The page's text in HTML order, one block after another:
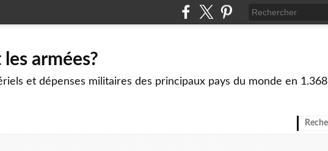
armées?
et dépenses militaires des principaux pays du monde en 1.368